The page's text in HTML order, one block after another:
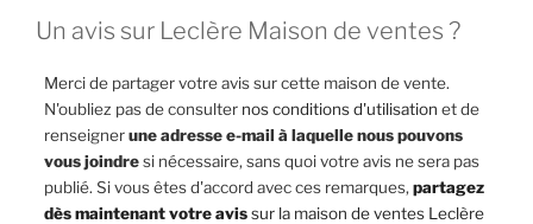
Un avis sur Leclère Maison de ventes ?
Merci de partager votre avis sur cette maison de vente.
N'oubliez pas de consulter nos conditions d'utilisation et de
renseignerune adresse e-mail à laquelle nous pouvons
vous joindresi nécessaire, sans quoi votre avis ne sera pas
publié. Si vous êtes d'accord avec ces remarques, partagez
dès maintenant votre avissur la maison de ventes Leclère